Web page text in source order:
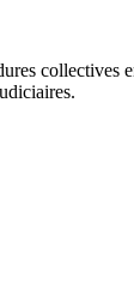
collectives